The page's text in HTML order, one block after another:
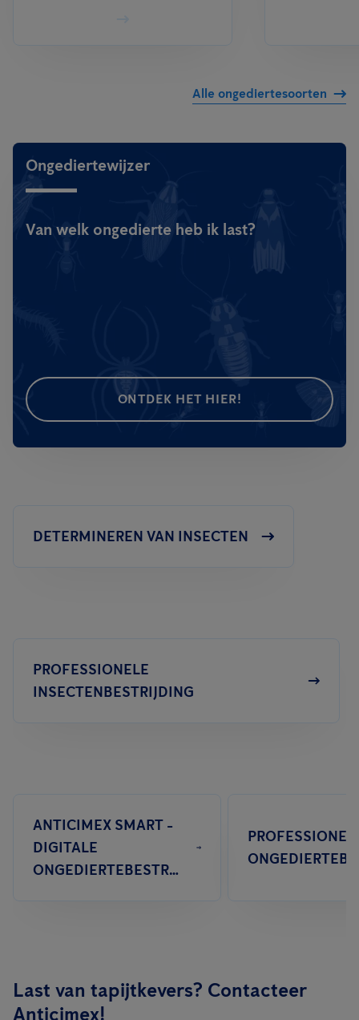
Alle ongediertesoorten
Ongediertewijzer
Van welk ongedierte heb ik last?
ONTDEK HET HIER!
DETERMINEREN VAN INSECTEN
PROFESSIONELE
INSECTENBESTRIJDING
ANTICIMEX SMART -
DIGITALE
ONGEDIERTEBESTRIJDING
Last van tapijtkevers? Contacteer
Anticimex!